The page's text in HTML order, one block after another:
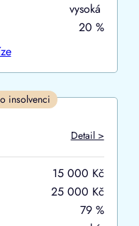
vysoká
20 %
insolvenci
Detail >
15 000 Kč
25 000 Kč
79 %